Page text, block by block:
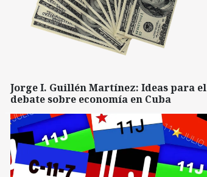
Jorge I. Guillén Martínez: Ideas para el
debate sobre economía en Cuba